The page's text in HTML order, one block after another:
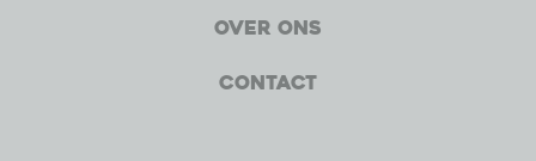
Over ons
Contact